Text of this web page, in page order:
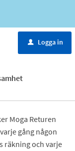
u Logga in
Moga Returen
gång någon
räkning och varje